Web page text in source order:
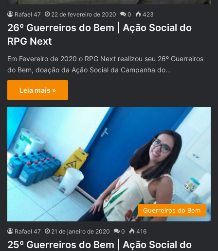
Rafael 47 22 de fevereiro de 2020 0 423
26º Guerreiros do Bem | Ação Social do
RPG Next
Em Fevereiro de 2020 o RPG Next realizou seu 26º Guerreiros
do Bem, doação da Ação Social da Campanha do…
Leia mais »
Guerreiros do Bem
Rafael 47 21 de janeiro de 2020 0 416
25º Guerreiros do Bem | Ação Social do